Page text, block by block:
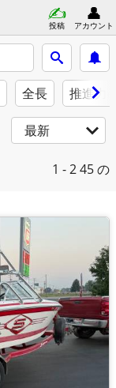
投稿 アカウント
全長 推進力
最新
1 - 245 の